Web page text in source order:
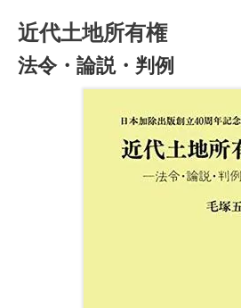
近代土地所有権
法令・論説・判例